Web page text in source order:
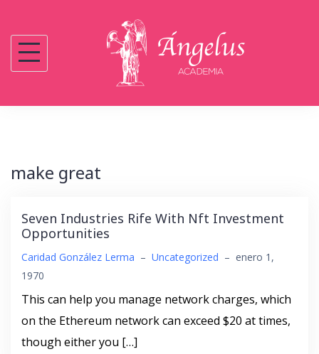
contenido
make great
Seven Industries Rife With Nft Investment
Opportunities
Caridad González Lerma – Uncategorized – enero 1,
1970
This can help you manage network charges, which
on the Ethereum network can exceed $20 at times,
though either you […]